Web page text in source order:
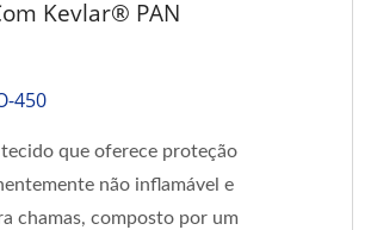
Kevlar® PAN
450
que oferece proteção
não inflamável e
chamas, composto por um